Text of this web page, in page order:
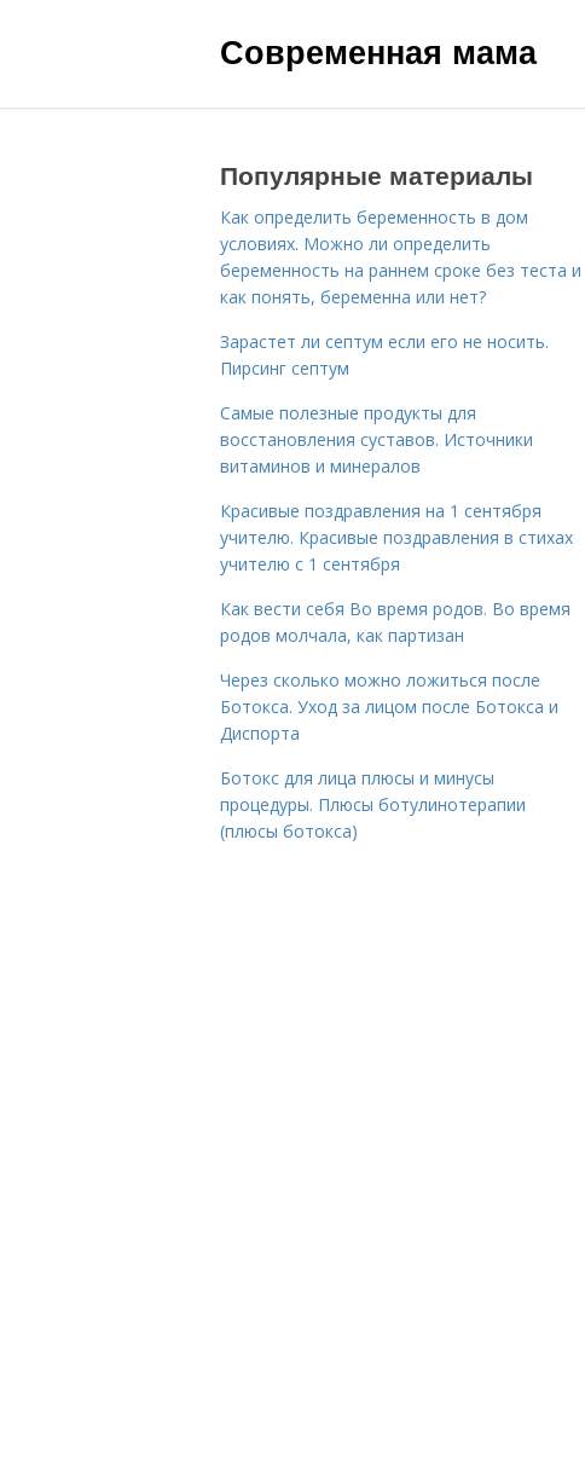
Современная мама
Популярные материалы
Как определить беременность в дом
условиях. Можно ли определить
беременность на раннем сроке без теста и
как понять, беременна или нет?
Зарастет ли септум если его не носить.
Пирсинг септум
Самые полезные продукты для
восстановления суставов. Источники
витаминов и минералов
Красивые поздравления на 1 сентября
учителю. Красивые поздравления в стихах
учителю с 1 сентября
Как вести себя Во время родов. Во время
родов молчала, как партизан
Через сколько можно ложиться после
Ботокса. Уход за лицом после Ботокса и
Диспорта
Ботокс для лица плюсы и минусы
процедуры. Плюсы ботулинотерапии
(плюсы ботокса)